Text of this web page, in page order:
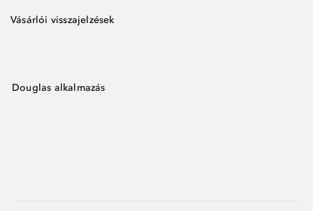
Vásárlói visszajelzések
Douglas alkalmazás